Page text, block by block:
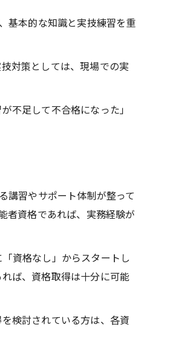
基本的な知識と実技練習を重
対策としては、現場での実
不足して不合格になった」
講習やサポート体制が整って
者資格であれば、実務経験が
資格なし」からスタートし
ば、資格取得は十分に可能
検討されている方は、各資